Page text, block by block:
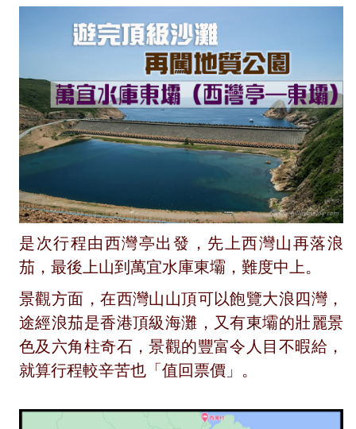
是次行程由西灣亭出發，先上西灣山再落浪
茄，最後上山到萬宜水庫東壩，難度中上。
景觀方面，在西灣山山頂可以飽覽大浪四灣，
途經浪茄是香港頂級海灘，又有東壩的壯麗景
色及六角柱奇石，景觀的豐富令人目不暇給，
就算行程較辛苦也「值回票價」。